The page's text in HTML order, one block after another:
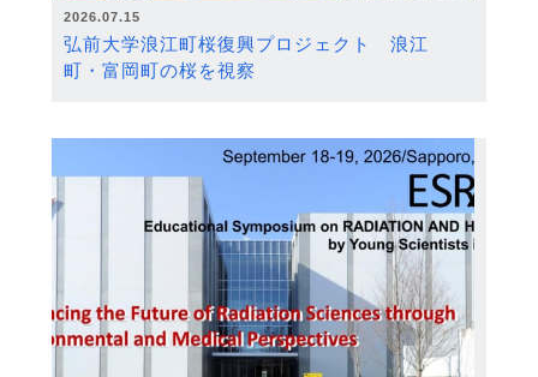
2026.07.15
弘前大学浪江町桜復興プロジェクト 浪江
町・富岡町の桜を視察